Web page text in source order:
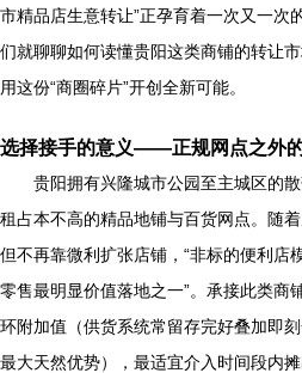
市精品店生意转让”正孕育着一次又一次
们就聊聊如何读懂贵阳这类商铺的转让
用这份“商圈碎片”开创全新可能。
选择接手的意义——正规网点之外
贵阳拥有兴隆城市公园至主城区的
租占本不高的精品地铺与百货网点。随
但不再靠微利扩张店铺，“非标的便利店
零售最明显价值落地之一”。承接此类商
环附加值（供货系统常留存完好叠加即
最大天然优势），最适宜介入时间段内